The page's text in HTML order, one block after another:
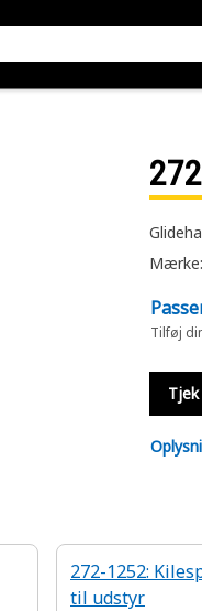
Tilføj
272-1252:
til udstyr